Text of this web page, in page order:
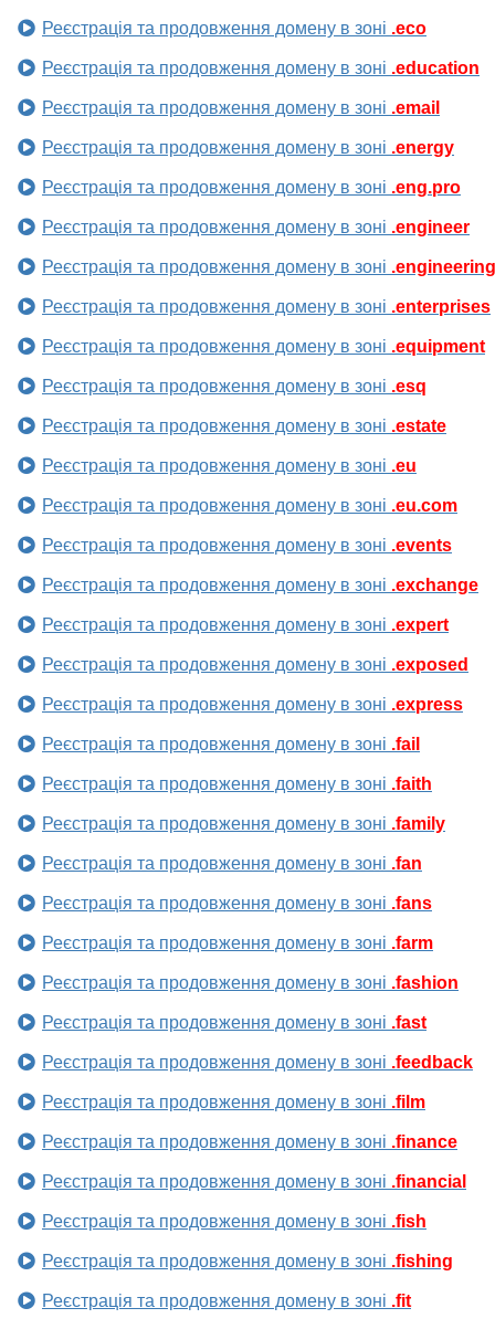
Реєстрація та продовження домену в зоні .eco
Реєстрація та продовження домену в зоні .education
Реєстрація та продовження домену в зоні .email
Реєстрація та продовження домену в зоні .energy
Реєстрація та продовження домену в зоні .eng.pro
Реєстрація та продовження домену в зоні .engineer
Реєстрація та продовження домену в зоні .engineering
Реєстрація та продовження домену в зоні .enterprises
Реєстрація та продовження домену в зоні .equipment
Реєстрація та продовження домену в зоні .esq
Реєстрація та продовження домену в зоні .estate
Реєстрація та продовження домену в зоні .eu
Реєстрація та продовження домену в зоні .eu.com
Реєстрація та продовження домену в зоні .events
Реєстрація та продовження домену в зоні .exchange
Реєстрація та продовження домену в зоні .expert
Реєстрація та продовження домену в зоні .exposed
Реєстрація та продовження домену в зоні .express
Реєстрація та продовження домену в зоні .fail
Реєстрація та продовження домену в зоні .faith
Реєстрація та продовження домену в зоні .family
Реєстрація та продовження домену в зоні .fan
Реєстрація та продовження домену в зоні .fans
Реєстрація та продовження домену в зоні .farm
Реєстрація та продовження домену в зоні .fashion
Реєстрація та продовження домену в зоні .fast
Реєстрація та продовження домену в зоні .feedback
Реєстрація та продовження домену в зоні .film
Реєстрація та продовження домену в зоні .finance
Реєстрація та продовження домену в зоні .financial
Реєстрація та продовження домену в зоні .fish
Реєстрація та продовження домену в зоні .fishing
Реєстрація та продовження домену в зоні .fit